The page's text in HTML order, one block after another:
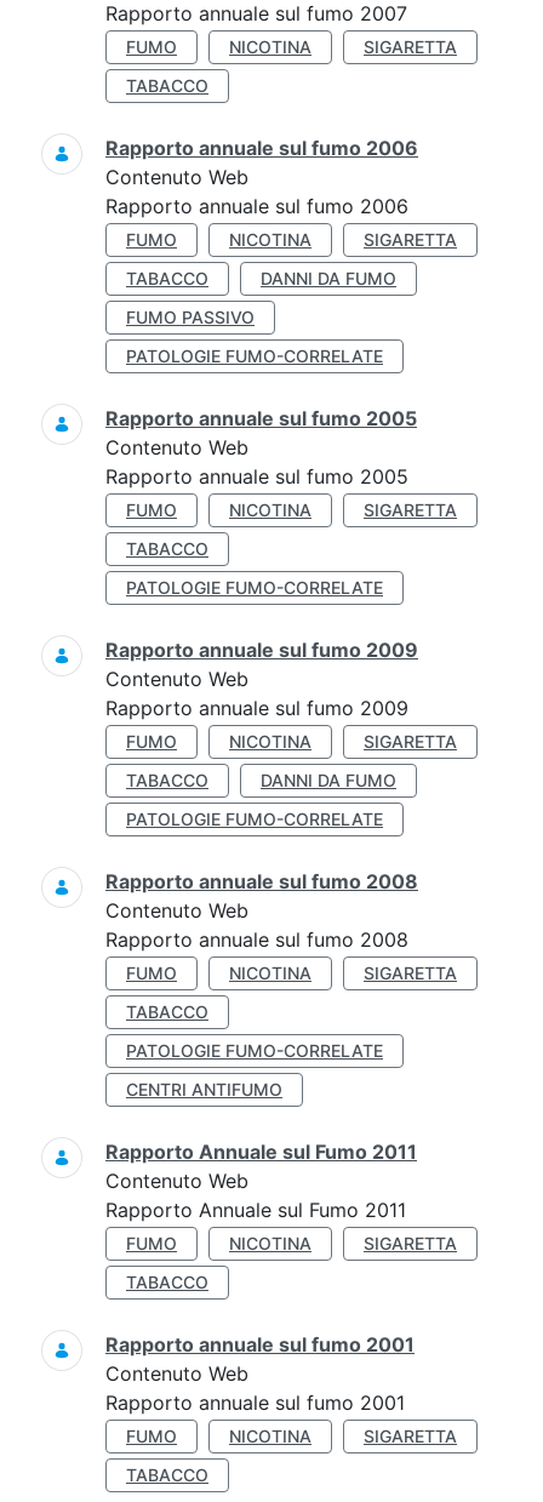
Rapporto annuale sul fumo 2007
FUMO NICOTINA
SIGARETTA
TABACCO
Rapporto annuale sul fumo 2006
Contenuto Web
Rapporto annuale sul fumo 2006
FUMO NICOTINA
SIGARETTA
TABACCO
DANNI DA FUMO
FUMO PASSIVO
PATOLOGIE FUMO-CORRELATE
Rapporto annuale sul fumo 2005
Contenuto Web
Rapporto annuale sul fumo 2005
FUMO NICOTINA
SIGARETTA
TABACCO
PATOLOGIE FUMO-CORRELATE
Rapporto annuale sul fumo 2009
Contenuto Web
Rapporto annuale sul fumo 2009
FUMO NICOTINA
SIGARETTA
TABACCO
DANNI DA FUMO
PATOLOGIE FUMO-CORRELATE
Rapporto annuale sul fumo 2008
Contenuto Web
Rapporto annuale sul fumo 2008
FUMO NICOTINA
SIGARETTA
TABACCO
PATOLOGIE FUMO-CORRELATE
CENTRI ANTIFUMO
Rapporto Annuale sul Fumo 2011
Contenuto Web
Rapporto Annuale sul Fumo 2011
FUMO NICOTINA
SIGARETTA
TABACCO
Rapporto annuale sul fumo 2001
Contenuto Web
Rapporto annuale sul fumo 2001
FUMO NICOTINA
SIGARETTA
TABACCO